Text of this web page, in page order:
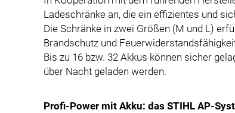
Ladeschränke an, die ein effizientes und
Die Schränke in zwei Größen (M und L)
Brandschutz und
Bis zu 16 bzw. 32 Akkus können sicher
über Nacht geladen werden.
Profi-Power mit Akku: das STIHL AP-